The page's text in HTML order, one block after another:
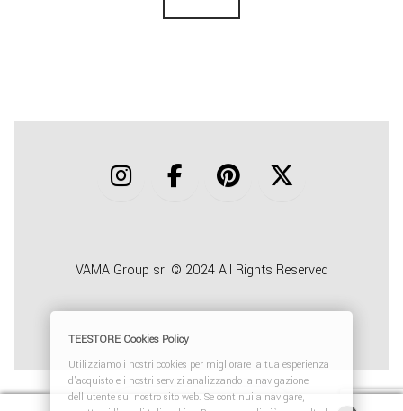
VAMA Group srl © 2024 All Rights Reserved
Recedere dal contratto qui
TEESTORE Cookies Policy
Utilizziamo i nostri cookies per migliorare la tua esperienza
d'acquisto e i nostri servizi analizzando la navigazione
dell'utente sul nostro sito web. Se continui a navigare,